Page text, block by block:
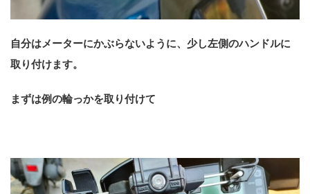
自分はメーターにかぶらないように、少し左側のハンドルに
取り付けます。
まずは例の輪っかを取り付けて